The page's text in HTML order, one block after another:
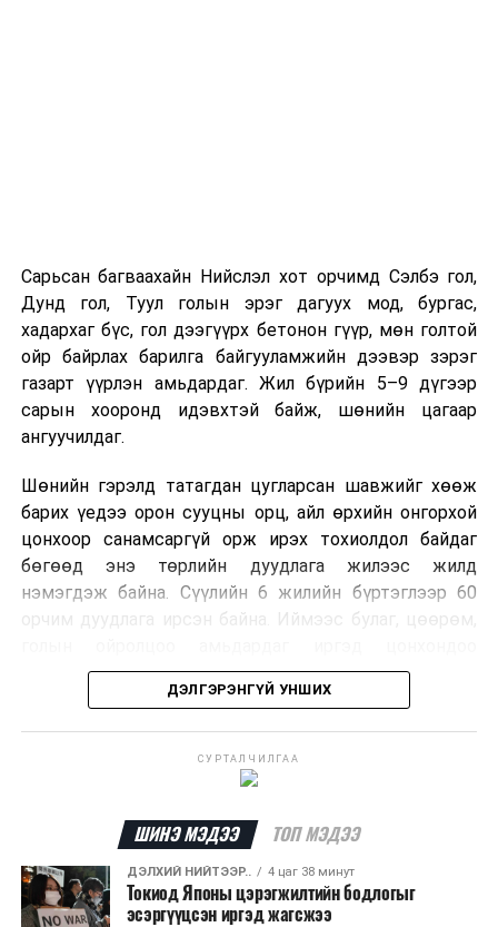
Сарьсан багваахайн Нийслэл хот орчимд Сэлбэ гол,
Дунд гол, Туул голын эрэг дагуух мод, бургас,
хадархаг бүс, гол дээгүүрх бетонон гүүр, мөн голтой
ойр байрлах барилга байгууламжийн дээвэр зэрэг
газарт үүрлэн амьдардаг. Жил бүрийн 5–9 дүгээр
сарын хооронд идэвхтэй байж, шөнийн цагаар
ангуучилдаг.
Шөнийн гэрэлд татагдан цугларсан шавжийг хөөж
барих үедээ орон сууцны орц, айл өрхийн онгорхой
цонхоор санамсаргүй орж ирэх тохиолдол байдаг
бөгөөд энэ төрлийн дуудлага жилээс жилд
нэмэгдэж байна. Сүүлийн 6 жилийн бүртэглээр 60
орчим дуудлага ирсэн байна. Иймээс булаг, цөөрөм,
хамгаалалтын тор суурилуулж, урьдчилан
сэргийлэхийг зөвлөж байна.
ажлын цагаар Нийслэлийн Байгаль орчны газрын
удирдлага зохицуулалтын төвийн 11-310005
дугаарын утсаар яаралтай мэдээлэл өгч, дуудлага
өгөх боломжтойг Нийслэлийн Байгаль Орчны Газраас
зөвлөв.
ДЭЛГЭРЭНГҮЙ УНШИХ
СУРТАЛЧИЛГАА
ШИНЭ МЭДЭЭ ТОП МЭДЭЭ
ДЭЛХИЙ НИЙТЭЭР.. 4 цаг 38 минут
Токиод Японы цэрэгжилтийн бодлогыг
эсэргүүцсэн иргэд жагсжээ